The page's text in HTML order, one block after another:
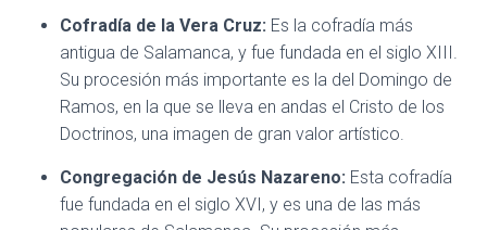
Cofradía de la Vera Cruz: Es la cofradía más
antigua de Salamanca, y fue fundada en el siglo XIII.
Su procesión más importante es la del Domingo de
Ramos, en la que se lleva en andas el Cristo de los
Doctrinos, una imagen de gran valor artístico.
Congregación de Jesús Nazareno: Esta cofradía
fue fundada en el siglo XVI, y es una de las más